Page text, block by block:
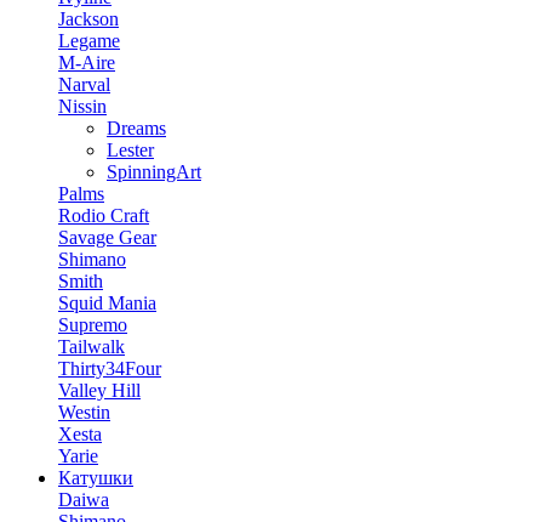
Jackson
Legame
M-Aire
Narval
Nissin
Dreams
Lester
SpinningArt
Palms
Rodio Craft
Savage Gear
Shimano
Smith
Squid Mania
Supremo
Tailwalk
Thirty34Four
Valley Hill
Westin
Xesta
Yarie
Катушки
Daiwa